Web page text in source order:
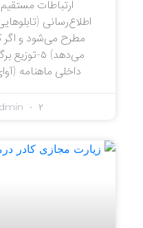
اطلاع‌رسانی
مطرح می‌شود و اگر
داخلی ماهنامه
۲ اردیبهشت,۱۴۰۰